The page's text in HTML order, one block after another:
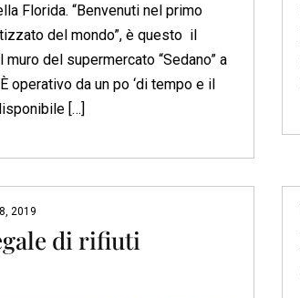
Florida. “Benvenuti nel primo
del mondo”, è questo il
del supermercato “Sedano” a
operativo da un po ‘di tempo e il
[…]
2019
di rifiuti